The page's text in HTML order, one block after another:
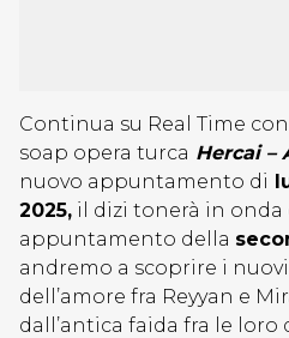
Continua su Real Time
soap opera turca Hercai –
nuovo appuntamento di
2025, il dizi tonerà in
appuntamento della
andremo a scoprire i
dell’amore fra Reyyan e
dall’antica faida fra le loro